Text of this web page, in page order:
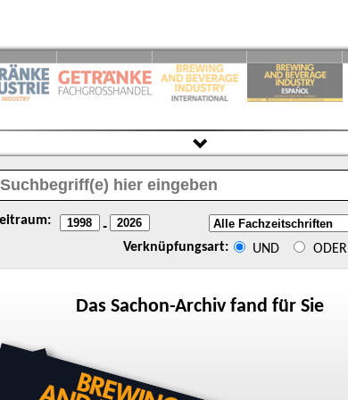
-
Verknüpfungsart: UND ODER
Das Sachon-Archiv fand für Sie